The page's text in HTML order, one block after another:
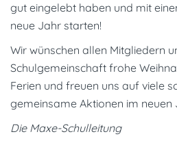
gut eingelebt haben und mit
neue Jahr starten!
Wir wünschen allen Mitgliedern
Schulgemeinschaft frohe
Ferien und freuen uns auf viele
gemeinsame Aktionen im neuen
Die Maxe-Schulleitung